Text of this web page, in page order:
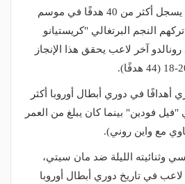
كريم بنزيما هو أول لاعب يسجل أكثر من 40 هدفًا في موسم
النجم البرتغالي "كريستيانو
2018 ، وكان رونالدو آخر لاعب يحقق هذا الإنجاز
في دوري أبطال أوروبا أكثر
فودين" بينما كان يبلغ من العمر
وثنائيته الليلة ضد مان سيتي،
لاعب في تاريخ دوري أبطال أوروبا